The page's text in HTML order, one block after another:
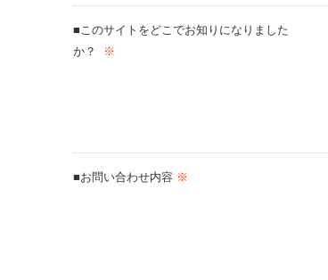
■このサイトをどこでお知りになりました
か？
※
■お問い合わせ内容 ※